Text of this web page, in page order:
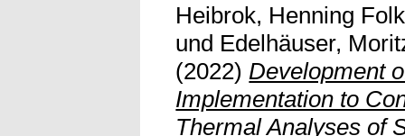
Heibrok, Henning
und Edelhäuser,
(2022) Development
Implementation to
Thermal Analyses of